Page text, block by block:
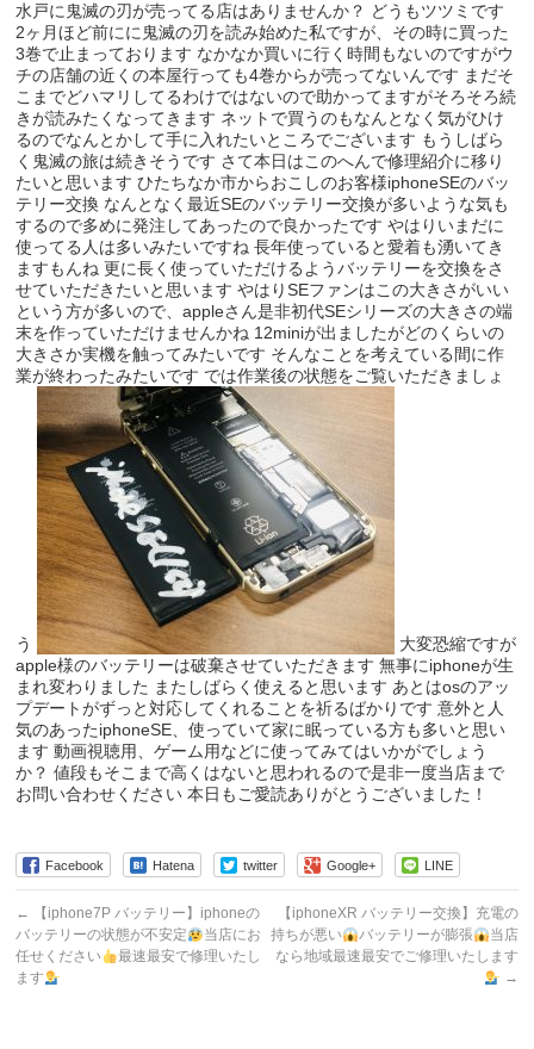
水戸に鬼滅の刃が売ってる店はありませんか？ どうもツツミです
2ヶ月ほど前にに鬼滅の刃を読み始めた私ですが、その時に買った
3巻で止まっております なかなか買いに行く時間もないのですがウ
チの店舗の近くの本屋行っても4巻からが売ってないんです まだそ
こまでどハマリしてるわけではないので助かってますがそろそろ続
きが読みたくなってきます ネットで買うのもなんとなく気がひけ
るのでなんとかして手に入れたいところでございます もうしばら
く鬼滅の旅は続きそうです さて本日はこのへんで修理紹介に移り
たいと思います ひたちなか市からおこしのお客様iphoneSEのバッ
テリー交換 なんとなく最近SEのバッテリー交換が多いような気も
するので多めに発注してあったので良かったです やはりいまだに
使ってる人は多いみたいですね 長年使っていると愛着も湧いてき
ますもんね 更に長く使っていただけるようバッテリーを交換をさ
せていただきたいと思います やはりSEファンはこの大きさがいい
という方が多いので、appleさん是非初代SEシリーズの大きさの端
末を作っていただけませんかね 12miniが出ましたがどのくらいの
大きさか実機を触ってみたいです そんなことを考えている間に作
業が終わったみたいです では作業後の状態をご覧いただきましょ
う
大変恐縮ですが
apple様のバッテリーは破棄させていただきます 無事にiphoneが生
まれ変わりました またしばらく使えると思います あとはosのアッ
プデートがずっと対応してくれることを祈るばかりです 意外と人
気のあったiphoneSE、使っていて家に眠っている方も多いと思い
ます 動画視聴用、ゲーム用などに使ってみてはいかがでしょう
か？ 値段もそこまで高くはないと思われるので是非一度当店まで
お問い合わせください 本日もご愛読ありがとうございました！
Facebook Hatena twitter Google+ LINE
←
【iphone7P バッテリー】iphoneの
バッテリーの状態が不安定
当店にお
任せください
最速最安で修理いたし
ます
【iphoneXR バッテリー交換】充電の
持ちが悪い
バッテリーが膨張
当店
なら地域最速最安でご修理いたします
→